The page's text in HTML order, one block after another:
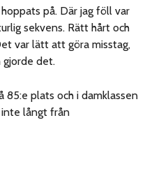
på. Där jag föll var
sekvens. Rätt hårt och
var lätt att göra misstag,
gjorde det.
85:e plats och i damklassen
inte långt från